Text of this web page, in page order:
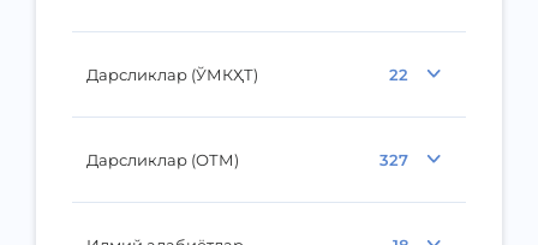
Дарсликлар (ЎМКҲТ) 22
Дарсликлар (ОТМ) 327